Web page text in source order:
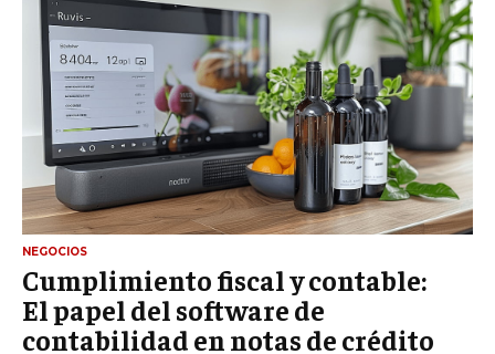
NEGOCIOS
Cumplimiento fiscal y contable:
El papel del software de
contabilidad en notas de crédito